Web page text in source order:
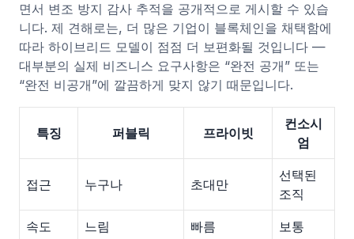
면서 변조 방지 감사 추적을 공개적으로 게시할 수 있습
니다. 제 견해로는, 더 많은 기업이 블록체인을 채택함에
따라 하이브리드 모델이 점점 더 보편화될 것입니다 —
대부분의 실제 비즈니스 요구사항은 “완전 공개” 또는
“완전 비공개”에 깔끔하게 맞지 않기 때문입니다.
특징 퍼블릭 프라이빗
컨소시
엄
접근 누구나 초대만
선택된
조직
속도 느림 빠름 보통